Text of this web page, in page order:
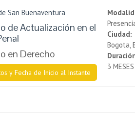
San Buenaventura
de Actualización en el
en Derecho
y Fecha de Inicio al Instante
Ciudad:
Bogota,
3 MESES